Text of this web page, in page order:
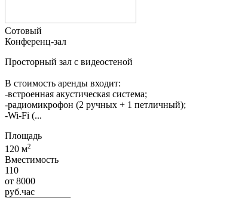
Сотовый
Конференц-зал
Просторный зал с видеостеной
В стоимость аренды входит:
-встроенная акустическая система;
-радиомикрофон (2 ручных + 1 петличный);
-Wi-Fi (...
Площадь
120 м2
Вместимость
110
от 8000
руб.час